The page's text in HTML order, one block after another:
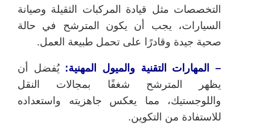
التخصصات مثل قيادة المركبات الثقيلة وصيانة
السيارات، يجب أن يكون المترشح في حالة
صحية جيدة وقادرًا على تحمل طبيعة العمل.
– المهارات التقنية والميول المهنية: يُفضل أن
يظهر المترشح شغفًا بمجالات النقل
واللوجستيك، مما يعكس جاهزيته واستعداده
للاستفادة من التكوين.